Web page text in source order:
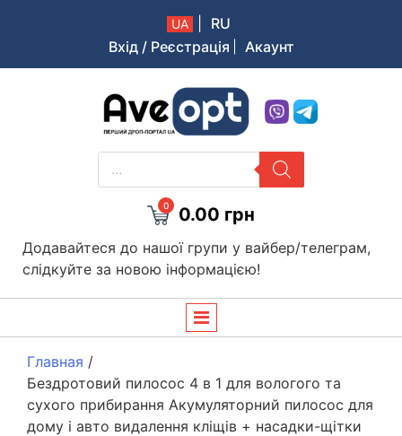
UA
RU
Вхід / Реєстрація
Акаунт
Aveopt – оптова дропшипінг платформа в Україні
PRODUCTS
SEARCH
0 0.00 грн
Додавайтеся до нашої групи у вайбер/телеграм,
слідкуйте за новою інформацією!
Главная /
Бездротовий пилосос 4 в 1 для вологого та
сухого прибирання Акумуляторний пилосос для
дому і авто видалення кліщів + насадки-щітки